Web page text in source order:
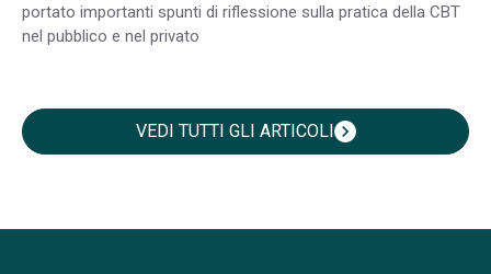
portato importanti spunti di riflessione sulla pratica della CBT
nel pubblico e nel privato
VEDI TUTTI GLI ARTICOLI chevron_right